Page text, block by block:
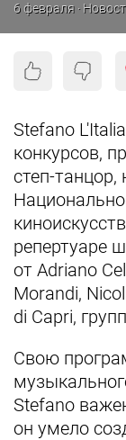
6 февраля ·
Stefano
конкурсов,
степ-танцор,
репертуаре
от Adriano
Morandi,
di Capri,
Свою
Stefano
он умело